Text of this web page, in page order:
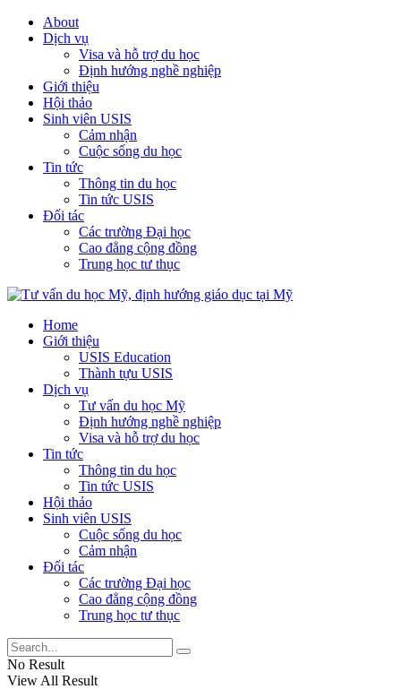
About
Dịch vụ
Visa và hỗ trợ du học
Định hướng nghề nghiệp
Giới thiệu
Hội thảo
Sinh viên USIS
Cảm nhận
Cuộc sống du học
Tin tức
Thông tin du học
Tin tức USIS
Đối tác
Các trường Đại học
Cao đẳng cộng đồng
Trung học tư thục
Home
Giới thiệu
USIS Education
Thành tựu USIS
Dịch vụ
Tư vấn du học Mỹ
Định hướng nghề nghiệp
Visa và hỗ trợ du học
Tin tức
Thông tin du học
Tin tức USIS
Hội thảo
Sinh viên USIS
Cuộc sống du học
Cảm nhận
Đối tác
Các trường Đại học
Cao đẳng cộng đồng
Trung học tư thục
No Result
View All Result